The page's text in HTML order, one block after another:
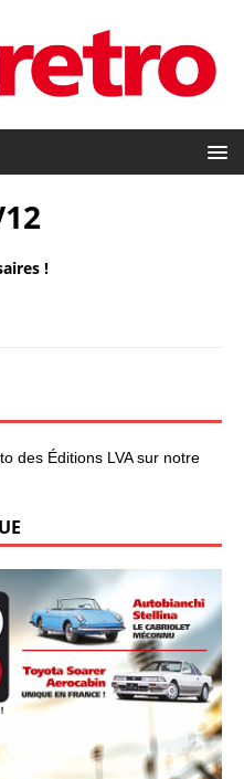
!
des Éditions LVA sur notre